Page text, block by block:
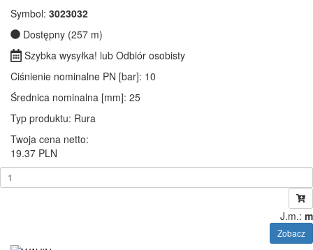
Symbol: 3023032
Dostępny (257 m)
Szybka wysyłka! lub Odbiór osobisty
Ciśnienie nominalne PN [bar]: 10
Średnica nominalna [mm]: 25
Typ produktu: Rura
Twoja cena netto:
19.37 PLN
J.m.: m
Zobacz